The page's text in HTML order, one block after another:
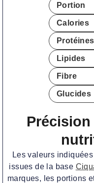
Portion
Calories
Protéines
Lipides
Fibre
Glucides
Les valeurs indiquées sont des moyennes indicatives
issues de la base
marques, les portions